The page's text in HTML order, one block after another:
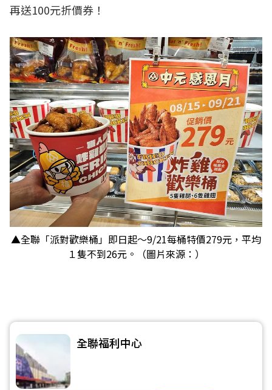
再送100元折價券！
▲全聯「派對歡樂桶」即日起～9/21每桶特價279元，平均
１隻不到26元。（圖片來源：）
全聯福利中心